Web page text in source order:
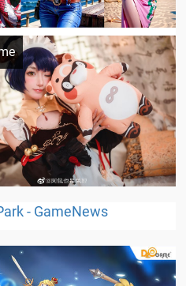
Xiangling siêu cute
- GameNews